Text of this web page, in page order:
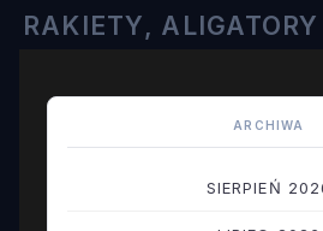
RAKIETY,
ARCHIWA
SIERPIEŃ